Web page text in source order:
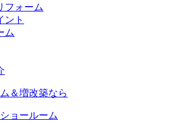
フォーム
ント
ム
＆増改築なら